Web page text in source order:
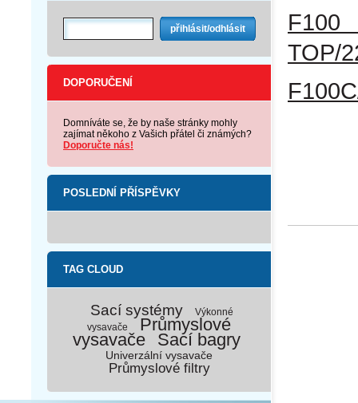
DOPORUČENÍ
Domníváte se, že by naše stránky mohly
zajímat někoho z Vašich přátel či známých?
Doporučte nás!
POSLEDNÍ PŘÍSPĚVKY
TAG CLOUD
Sací systémy
Výkonné
vysavače
Průmyslové
vysavače Sací bagry
Univerzální vysavače
Průmyslové filtry
TOP/